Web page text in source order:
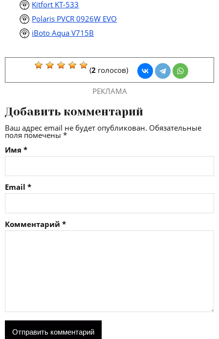
Kitfort KT-533
Polaris PVCR 0926W EVO
iBoto Aqua V715B
(2 голосов)
РЕКЛАМА
Добавить комментарий
Ваш адрес email не будет опубликован. Обязательные
поля помечены *
Имя *
Email *
Комментарий *